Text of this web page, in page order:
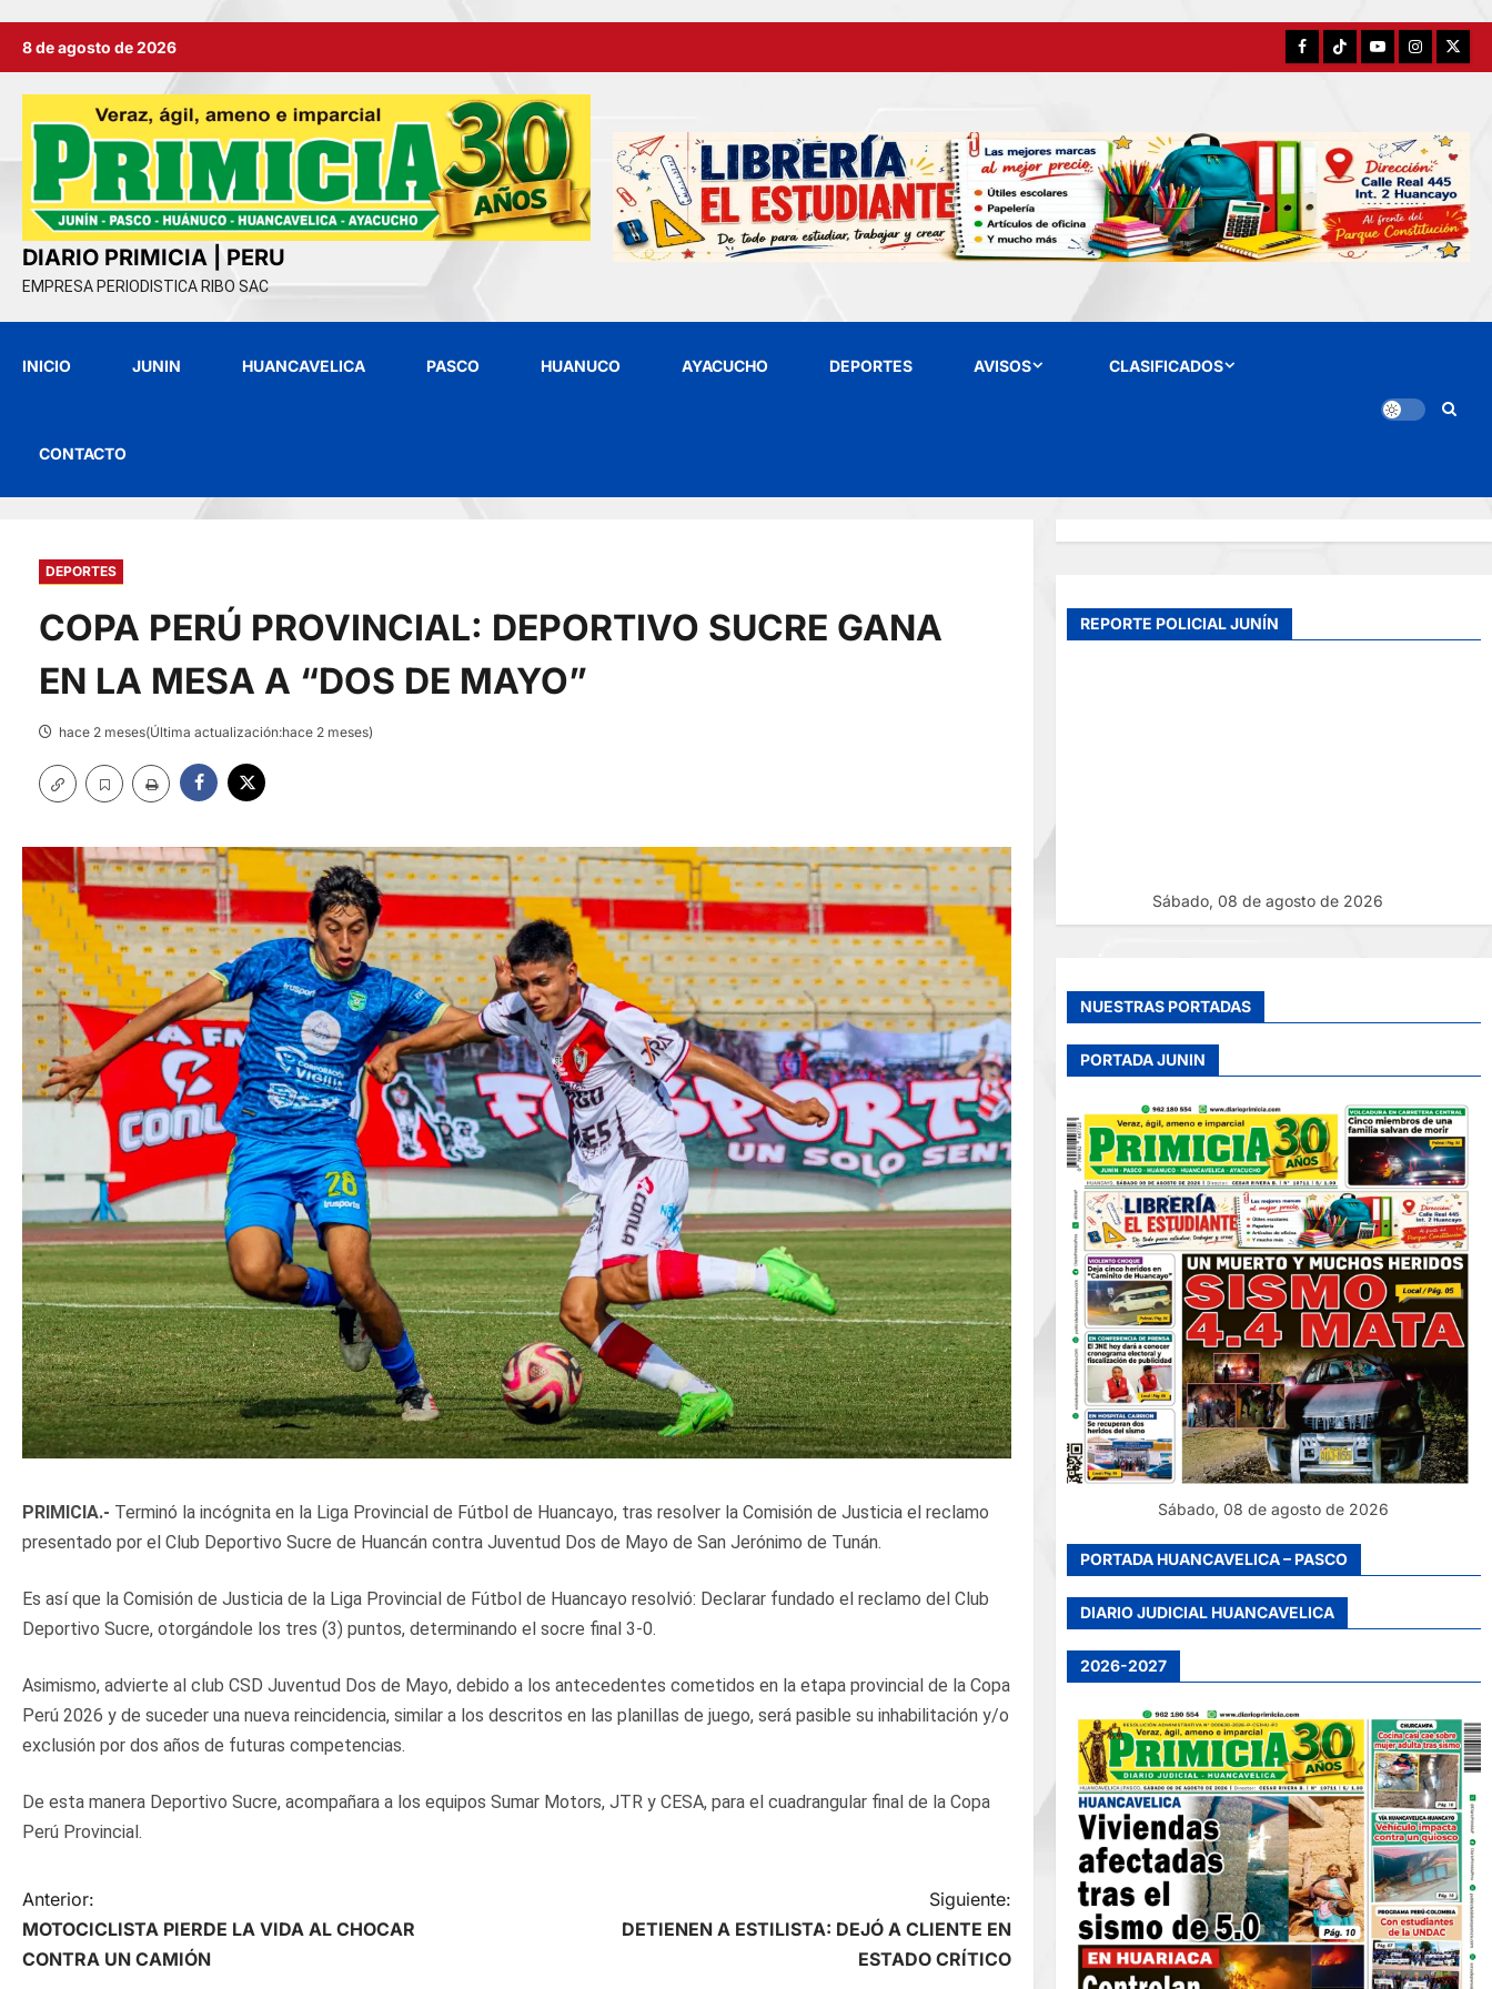
8 de agosto de 2026 FacebookTikTokYouTubeInstagram
X
DIARIO PRIMICIA | PERU
EMPRESA PERIODISTICA RIBO SAC
INICIO JUNIN HUANCAVELICA PASCO HUANUCO AYACUCHO DEPORTES AVISOS CLASIFICADOS
CONTACTO
DEPORTES
COPA PERÚ PROVINCIAL: DEPORTIVO SUCRE GANA
EN LA MESA A “DOS DE MAYO”
hace 2 meses(Última actualización:hace 2 meses)
PRIMICIA.- Terminó la incógnita en la Liga Provincial de Fútbol de Huancayo, tras resolver la Comisión de Justicia el reclamo
presentado por el Club Deportivo Sucre de Huancán contra Juventud Dos de Mayo de San Jerónimo de Tunán.
Es así que la Comisión de Justicia de la Liga Provincial de Fútbol de Huancayo resolvió: Declarar fundado el reclamo del Club
Deportivo Sucre, otorgándole los tres (3) puntos, determinando el socre final 3-0.
Asimismo, advierte al club CSD Juventud Dos de Mayo, debido a los antecedentes cometidos en la etapa provincial de la Copa
Perú 2026 y de suceder una nueva reincidencia, similar a los descritos en las planillas de juego, será pasible su inhabilitación y/o
exclusión por dos años de futuras competencias.
De esta manera Deportivo Sucre, acompañara a los equipos Sumar Motors, JTR y CESA, para el cuadrangular final de la Copa
Perú Provincial.
N
a
Anterior:
MOTOCICLISTA PIERDE LA VIDA AL CHOCAR
CONTRA UN CAMIÓN
Siguiente:
DETIENEN A ESTILISTA: DEJÓ A CLIENTE EN
ESTADO CRÍTICO
REPORTE POLICIAL JUNÍN
Sábado, 08 de agosto de 2026
NUESTRAS PORTADAS
PORTADA JUNIN
Sábado, 08 de agosto de 2026
PORTADA HUANCAVELICA – PASCO
DIARIO JUDICIAL HUANCAVELICA
2026-2027